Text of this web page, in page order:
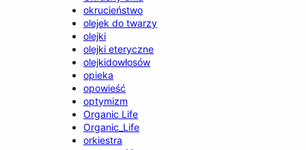
okrucieństwo
olejek do twarzy
olejki
olejki eteryczne
olejkidowłosów
opieka
opowieść
optymizm
Organic Life
Organic_Life
orkiestra